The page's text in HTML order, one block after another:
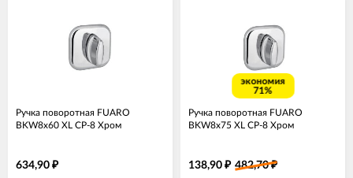
Ручка поворотная FUARO
BKW8x60 XL CP-8 Хром
634,90 ₽
экономия
71%
Ручка поворотная FUARO
BKW8x75 XL CP-8 Хром
138,90 ₽ 482,70₽